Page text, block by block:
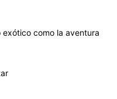
como la aventura